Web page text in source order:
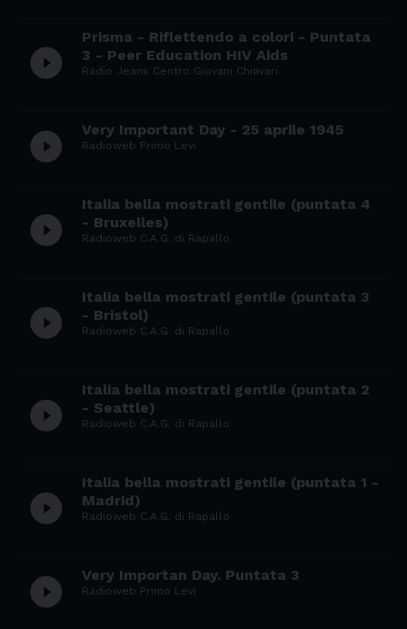
play_circle_filled
Prisma - Riflettendo a colori - Puntata
3 - Peer Education HIV Aids
Radio Jeans Centro Giovani Chiavari
play_circle_filled Very Important Day - 25 aprile 1945
Radioweb Primo Levi
play_circle_filled
Italia bella mostrati gentile (puntata 4
- Bruxelles)
Radioweb C.A.G. di Rapallo
play_circle_filled
Italia bella mostrati gentile (puntata 3
- Bristol)
Radioweb C.A.G. di Rapallo
play_circle_filled
Italia bella mostrati gentile (puntata 2
- Seattle)
Radioweb C.A.G. di Rapallo
play_circle_filled
Italia bella mostrati gentile (puntata 1 -
Madrid)
Radioweb C.A.G. di Rapallo
play_circle_filled Very Importan Day. Puntata 3
Radioweb Primo Levi